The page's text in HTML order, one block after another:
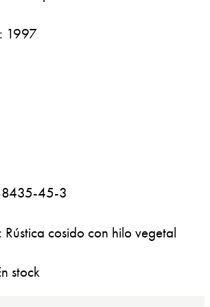
1997
45-3
cosido con hilo vegetal
stock